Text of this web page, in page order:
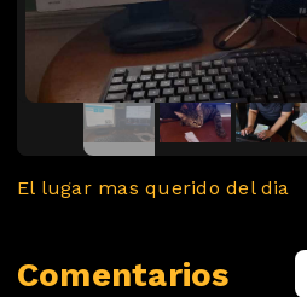
El lugar mas querido del dia
Comentarios